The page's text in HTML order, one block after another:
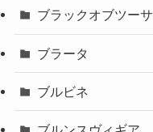
ブラックオブツーサ
ブラータ
ブルビネ